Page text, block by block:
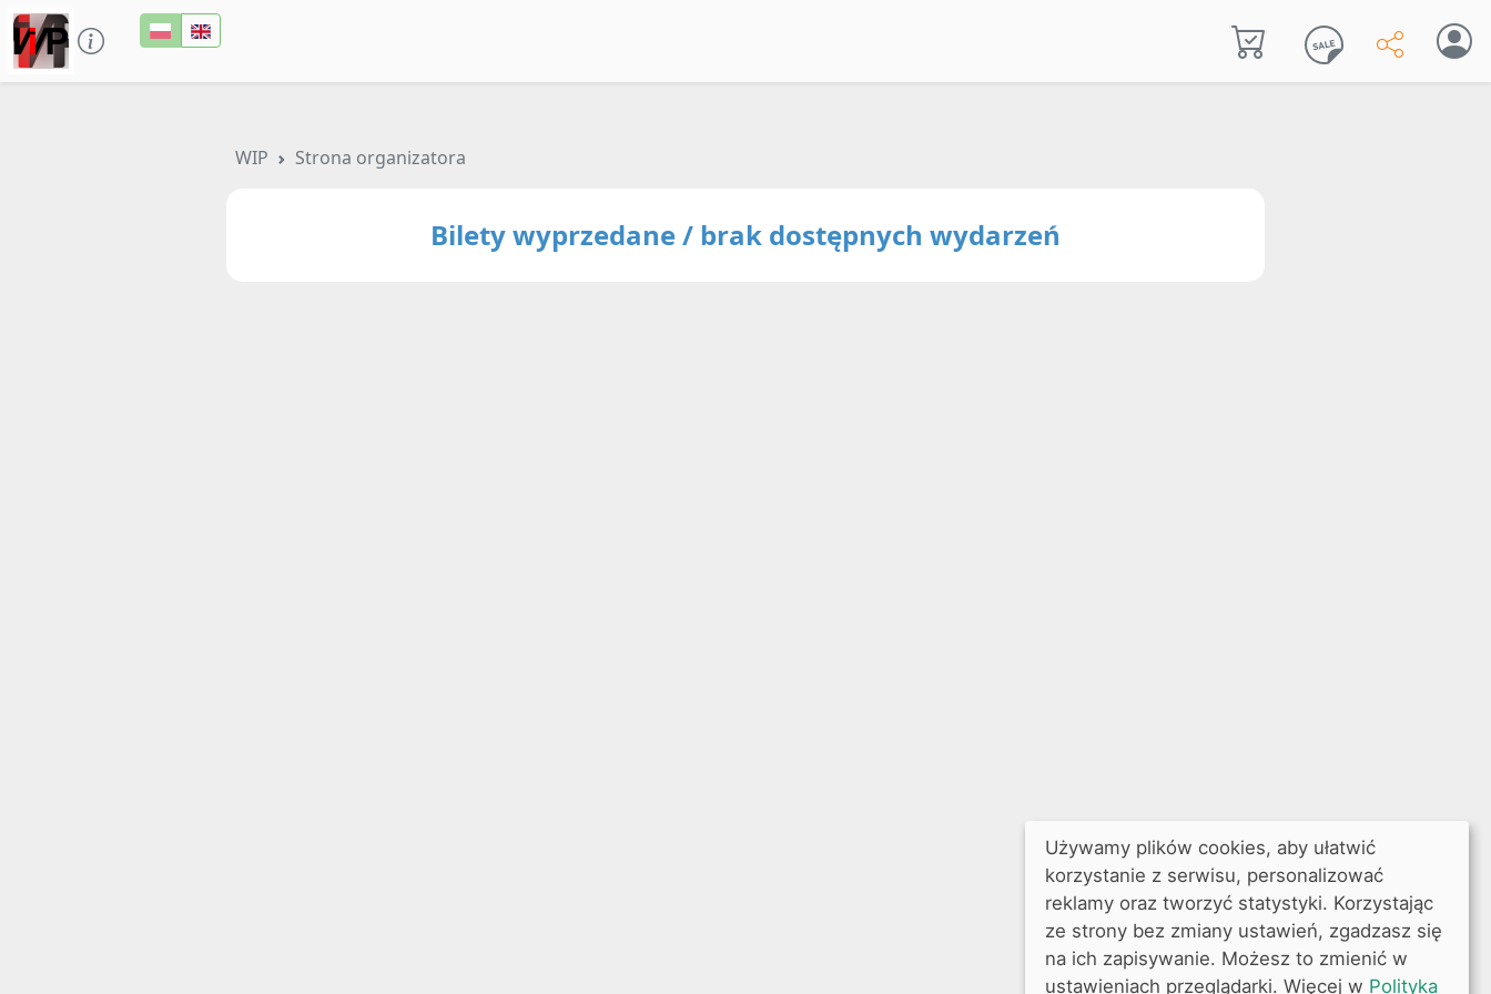
WIP Strona organizatora
Bilety wyprzedane / brak dostępnych wydarzeń
Używamy plików cookies, aby ułatwić
korzystanie z serwisu, personalizować
reklamy oraz tworzyć statystyki. Korzystając
ze strony bez zmiany ustawień, zgadzasz się
na ich zapisywanie. Możesz to zmienić w
ustawieniach przeglądarki. Więcej w Polityka